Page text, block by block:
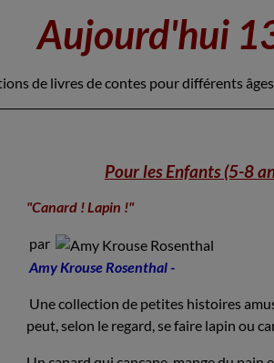
Aujourd'hui
de livres de contes pour différents
Pour les Enfants (5-8
"Canard ! Lapin !"
par
Amy Krouse Rosenthal -
Une collection de petites histoires
peut, selon le regard, se faire lapin ou